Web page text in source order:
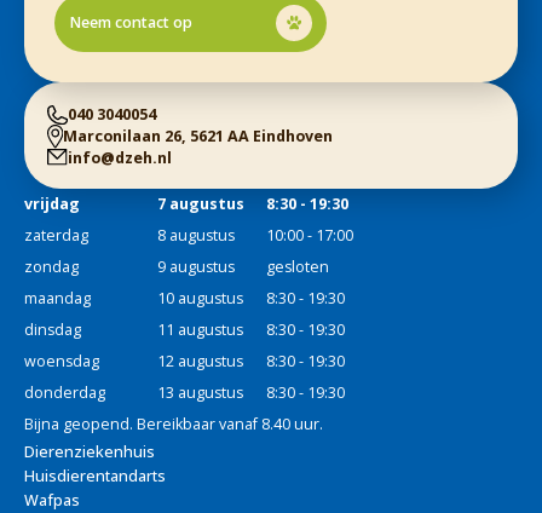
Neem contact op
040 3040054
Marconilaan 26, 5621 AA Eindhoven
info@dzeh.nl
vrijdag 7 augustus
8:30 - 19:30
zaterdag
8 augustus
10:00 - 17:00
zondag
9 augustus
gesloten
maandag
10 augustus
8:30 - 19:30
dinsdag
11 augustus
8:30 - 19:30
woensdag
12 augustus
8:30 - 19:30
donderdag
13 augustus
8:30 - 19:30
Bijna geopend. Bereikbaar vanaf 8.40 uur.
Dierenziekenhuis
Huisdierentandarts
Wafpas